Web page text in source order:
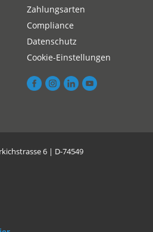
Zahlungsarten
Compliance
Datenschutz
Cookie-Einstellungen
6 | D-74549